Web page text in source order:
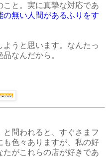
こと。実に真摯な対応であ
の無い人間があるふりをす
うと思います。なんたっ
なんだから。
と問われると、すぐさまフ
も色々ありますが、私の好
たがこれらの店が好きであ